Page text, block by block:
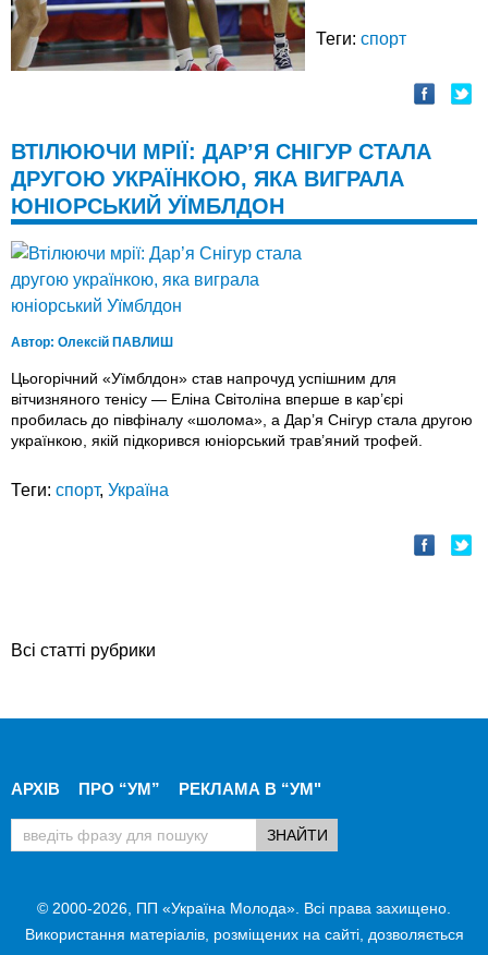
Теги: спорт
ВТІЛЮЮЧИ МРІЇ: ДАР’Я СНІГУР СТАЛА
ДРУГОЮ УКРАЇНКОЮ, ЯКА ВИГРАЛА
ЮНІОРСЬКИЙ УЇМБЛДОН
Автор: Олексій ПАВЛИШ
Цьогорічний «Уїмблдон» став напрочуд успішним для
вітчизняного тенісу — Еліна Світоліна вперше в кар’єрі
пробилась до півфіналу «шолома», а Дар’я Снігур стала другою
українкою, якій підкорився юніорський трав’яний трофей.
Теги: спорт, Україна
Всі статті рубрики
АРХІВ ПРО “УМ” РЕКЛАМА В “УМ"
© 2000-2026, ПП «Україна Молода». Всі права захищено.
Використання матеріалів, розміщених на сайті, дозволяється